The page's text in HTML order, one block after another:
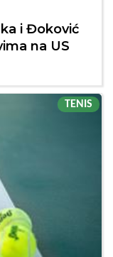
i Đoković
na US
TENIS